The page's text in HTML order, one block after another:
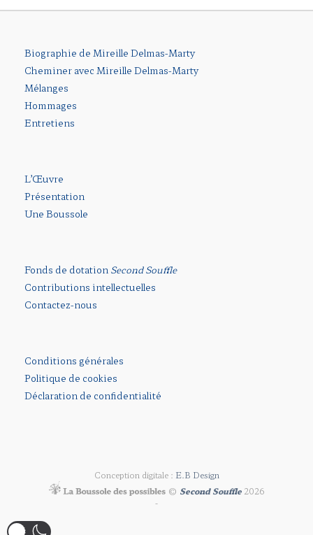
Biographie de Mireille Delmas-Marty
Cheminer avec Mireille Delmas-Marty
Mélanges
Hommages
Entretiens
L’Œuvre
Présentation
Une Boussole
Fonds de dotationSecond Souffle
Contributions intellectuelles
Contactez-nous
Conditions générales
Politique de cookies
Déclaration de confidentialité
Conception digitale : E.B Design
© Second Souffle2026